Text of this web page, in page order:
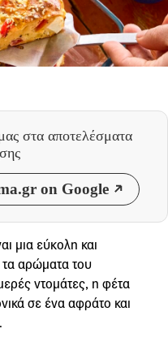
στα αποτελέσματα
on Google
μια εύκολη και
τα αρώματα του
ντομάτες, η φέτα
σε ένα αφράτο και